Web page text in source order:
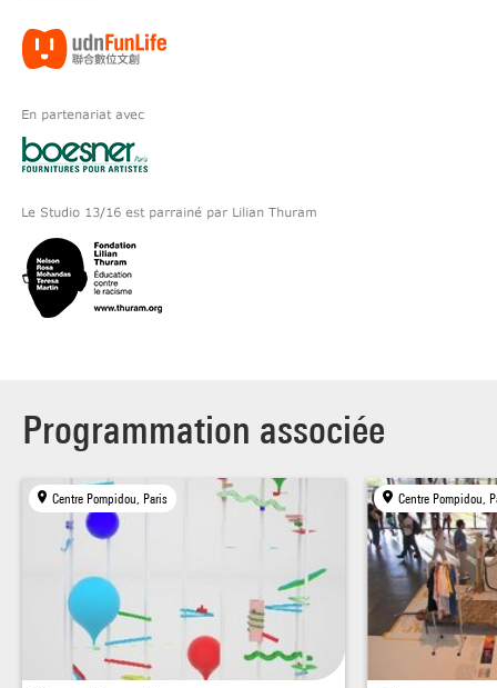
Programmation associée
Centre Pompidou, Paris Centre Pompidou,